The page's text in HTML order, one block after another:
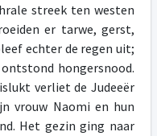
streek ten westen
er tarwe, gerst,
echter de regen uit;
hongersnood.
verliet de Judeeër
vrouw Naomi en hun
Het gezin ging naar